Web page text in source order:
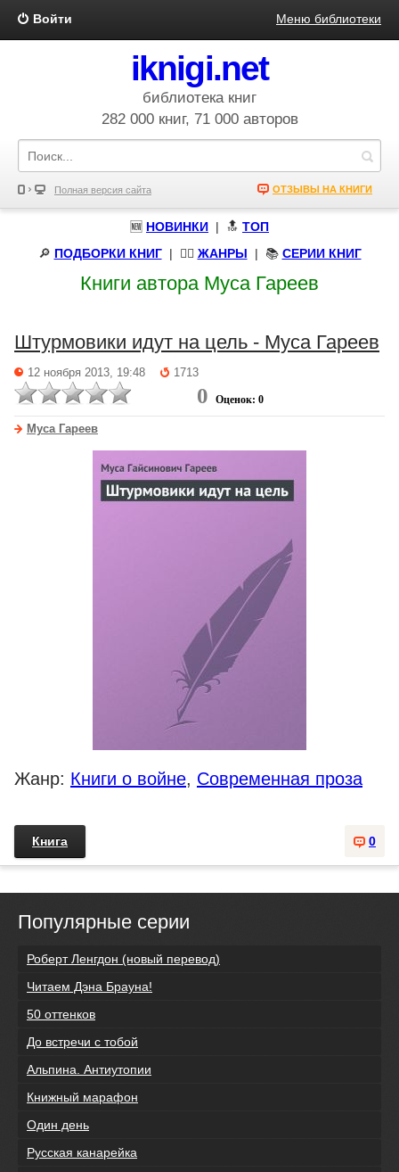
Войти Меню библиотеки
iknigi.net
библиотека книг
282 000 книг, 71 000 авторов
Полная версия сайта ОТЗЫВЫ НА КНИГИ
🆕 НОВИНКИ | 🔝 ТОП
🔎 ПОДБОРКИ КНИГ| 🧝‍♀️ ЖАНРЫ | 📚 СЕРИИ КНИГ
Книги автора Муса Гареев
Штурмовики идут на цель - Муса Гареев
12 ноября 2013, 19:48 1713
0 Оценок: 0
Муса Гареев
Жанр: Книги о войне, Современная проза
0
Книга
Популярные серии
Роберт Ленгдон (новый перевод)
Читаем Дэна Брауна!
50 оттенков
До встречи с тобой
Альпина. Антиутопии
Книжный марафон
Один день
Русская канарейка